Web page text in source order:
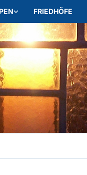
FRIEDHÖFE